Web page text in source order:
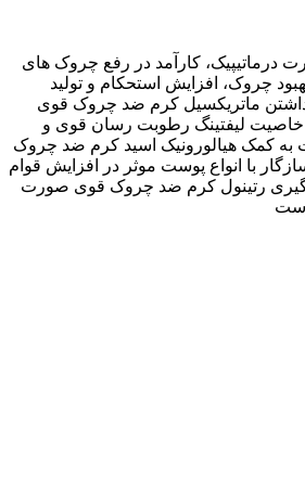
کارآمد در رفع چروک های
چروک، افزایش استحکام و تولید
ماتریکسیل کرم ضد چروک قوی
خاصیت لیفتینگ رطوبت رسان قوی و
به کمک هیالورونیک اسید کرم ضد چروک
با انواع پوست موثر در افزایش قوام
رتینول کرم ضد چروک قوی صورت